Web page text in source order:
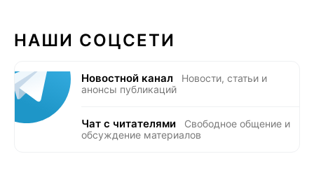
НАШИ СОЦСЕТИ
Новостной канал
Новости, статьи и
анонсы публикаций
Чат с читателями
Свободное общение и
обсуждение материалов